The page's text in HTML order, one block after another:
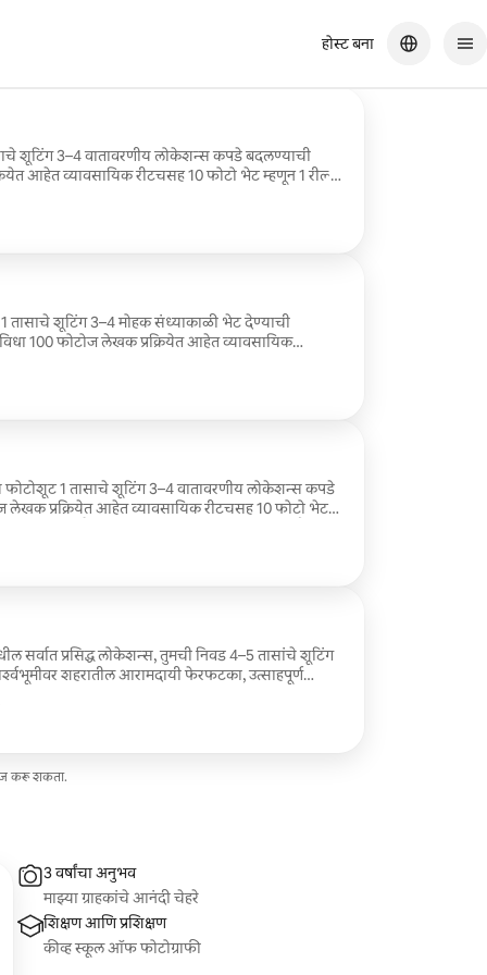
होस्ट बना
शूटिंग 3–4 वातावरणीय लोकेशन्स कपडे बदलण्याची
आहेत व्यावसायिक रीटचसह 10 फोटो भेट म्हणून 1 रील्स
तासाचे शूटिंग 3–4 मोहक संध्याकाळी भेट देण्याची
100 फोटोज लेखक प्रक्रियेत आहेत व्यावसायिक
जादू, पॅरिसियन शान
शॉट्स ✨
फोटोशूट 1 तासाचे शूटिंग 3–4 वातावरणीय लोकेशन्स कपडे
लेखक प्रक्रियेत आहेत व्यावसायिक रीटचसह 10 फोटो भेट
सर्वात प्रसिद्ध लोकेशन्स, तुमची निवड 4–5 तासांचे शूटिंग
शहरातील आरामदायी फेरफटका, उत्साहपूर्ण
पॅरिस एक्सप्लोर करण्यासाठी आणि आठवणी जपण्यासाठी
करू शकता.
3 वर्षांचा अनुभव
माझ्या ग्राहकांचे आनंदी चेहरे
शिक्षण आणि प्रशिक्षण
कीव्ह स्कूल ऑफ फोटोग्राफी